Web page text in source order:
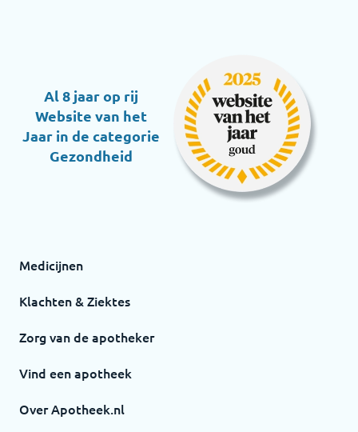
Al 8 jaar op rij
Website van het
Jaar in de categorie
Gezondheid
Medicijnen
Klachten & Ziektes
Zorg van de apotheker
Vind een apotheek
Over Apotheek.nl